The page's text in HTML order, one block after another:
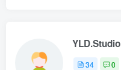
YLD.Studio
34 0